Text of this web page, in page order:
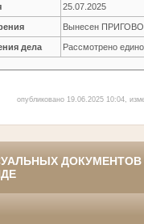
25.07.2025
Вынесен
дела Рассмотрено
опубликовано 19.06.2025 10:04,
ДОКУМЕНТОВ